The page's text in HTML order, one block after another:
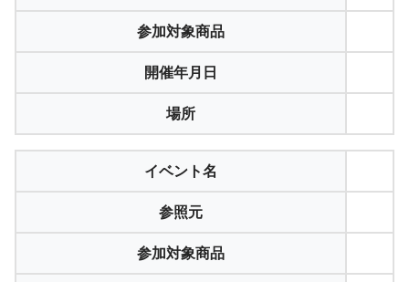
参加対象商品
開催年月日
場所
イベント名
参照元
参加対象商品